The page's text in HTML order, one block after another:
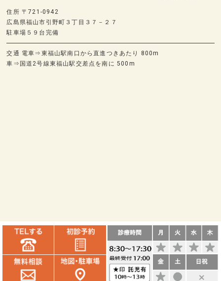
住所 〒721-0942
広島県福山市引野町３丁目３７－２７
駐車場５９台完備
交通 電車⇒東福山駅南口から直進つきあたり 800m
車⇒国道2号線東福山駅交差点を南に 500m
© 福山市のインプラント相談室 なかむら歯科クリニック監修 All rights
Reserved.